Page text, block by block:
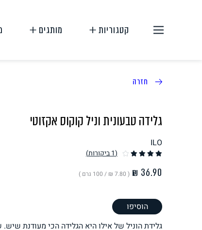
קטגוריות מותגים
תחליפי בשר
חזרה
גלידה טבעונית וניל קוקוס אקזוטי
ILO
(1 ביקורות)
( ‏7.80 ₪ / 100 גרם )
הוסיפו
גלידת הוניל של אילו היא הגלידה הכי מעודנת